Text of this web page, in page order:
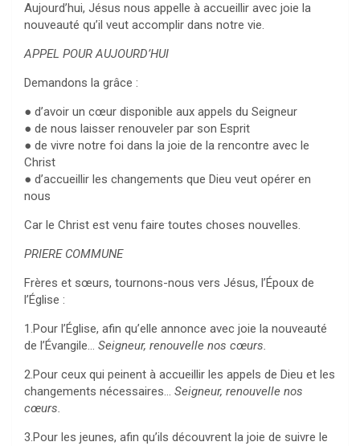
Aujourd’hui, Jésus nous appelle à accueillir avec joie la
nouveauté qu’il veut accomplir dans notre vie.
APPEL POUR AUJOURD’HUI
Demandons la grâce :
● d’avoir un cœur disponible aux appels du Seigneur
● de nous laisser renouveler par son Esprit
● de vivre notre foi dans la joie de la rencontre avec le
Christ
● d’accueillir les changements que Dieu veut opérer en
nous
Car le Christ est venu faire toutes choses nouvelles.
PRIERE COMMUNE
Frères et sœurs, tournons-nous vers Jésus, l’Époux de
l’Église :
1.Pour l’Église, afin qu’elle annonce avec joie la nouveauté
de l’Évangile… Seigneur, renouvelle nos cœurs.
2.Pour ceux qui peinent à accueillir les appels de Dieu et les
changements nécessaires… Seigneur, renouvelle nos
cœurs.
3.Pour les jeunes, afin qu’ils découvrent la joie de suivre le